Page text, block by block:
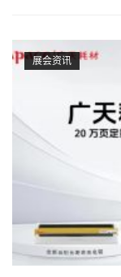
展会资讯